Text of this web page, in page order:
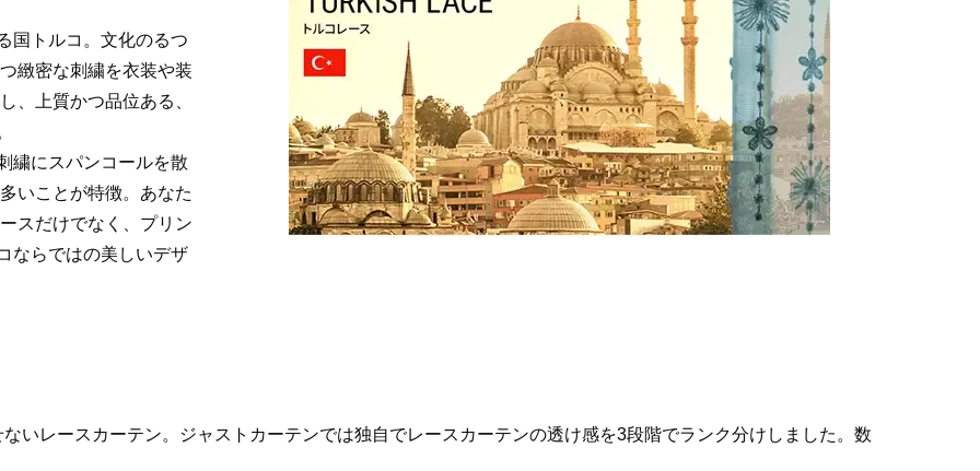
国トルコ。文化のるつ
緻密な刺繍を衣装や装
、上質かつ品位ある、
繍にスパンコールを散
いことが特徴。あなた
スだけでなく、プリン
ならではの美しいデザ
いレースカーテン。ジャストカーテンでは独自でレースカーテンの透け感を3段階でランク分けしました。数